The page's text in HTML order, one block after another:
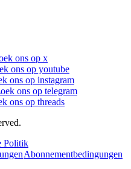
ons op x
ons op youtube
ons op instagram
ons op telegram
ons op threads
Politik
Abonnementbedingungen